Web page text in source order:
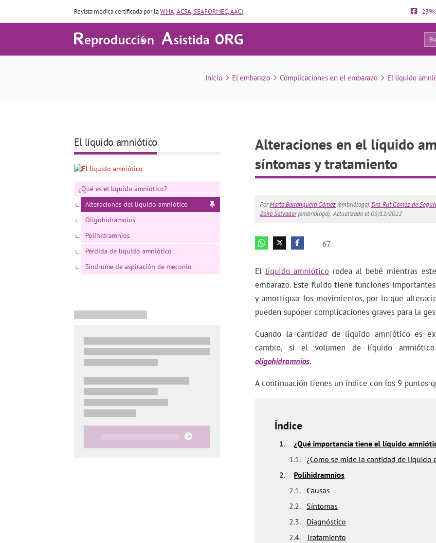
Revista médica certificada por laWMA, ACSA, SEAFORMEC, AACI. 239K
Alteraciones en el líquido amniótico: causas, síntomas y tratamiento
67
Inicio El embarazo Complicaciones en el embarazo El líquido
Alteraciones en el líquido
síntomas y tratamiento
PorMarta Barranquero Gómez(embrióloga),Dra. Rut Gómez de
Zaira Salvador(embrióloga). Actualizado el 05/12/2022
67
El líquido amniótico rodea al bebé mientras
embarazo. Este fluido tiene funciones
y amortiguar los movimientos, por lo que
pueden suponer complicaciones graves para la
Cuando la cantidad de líquido amniótico es
cambio, si el volumen de líquido
oligohidramnios.
A continuación tienes un índice con los 9 puntos
Índice
1.
¿Qué importancia tiene el líquido
1.1. ¿Cómo se mide la cantidad de líquido
2.
Polihidramnios
2.1.
Causas
2.2.
Síntomas
2.3.
Diagnóstico
2.4. Tratamiento
El líquido amniótico
¿Qué es el líquido amniótico?
Alteraciones del líquido amniótico
Oligohidramnios
Polihidramnios
Pérdida de líquido amniótico
Síndrome de aspiración de meconio